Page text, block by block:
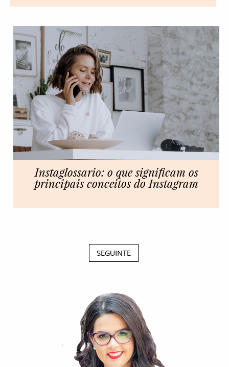
Instaglossario: o que significam os
principais conceitos do Instagram
SEGUINTE